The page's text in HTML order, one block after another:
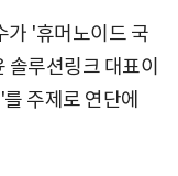
가 '휴머노이드 국
루션링크 대표이
주제로 연단에